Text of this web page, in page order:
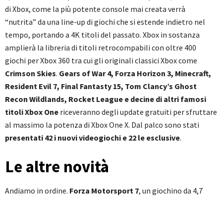
di Xbox, come la più potente console mai creata verrà
“nutrita” da una line-up di giochi che si estende indietro nel
tempo, portando a 4K titoli del passato. Xbox in sostanza
amplierà la libreria di titoli retrocompabili con oltre 400
giochi per Xbox 360 tra cui gli originali classici Xbox come
Crimson Skies. Gears of War 4, Forza Horizon 3, Minecraft,
Resident Evil 7, Final Fantasty 15, Tom Clancy’s Ghost
Recon Wildlands, Rocket League e decine di altri famosi
titoli Xbox One riceveranno degli update gratuiti per sfruttare
al massimo la potenza di Xbox One X. Dal palco sono stati
presentati 42 i nuovi videogiochi e 22 le esclusive.
Le altre novità
Andiamo in ordine. Forza Motorsport 7, un giochino da 4,7